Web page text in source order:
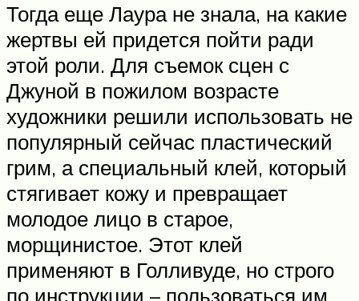
Тогда еще Лаура не знала, на какие
жертвы ей придется пойти ради
этой роли. Для съемок сцен с
Джуной в пожилом возрасте
художники решили использовать не
популярный сейчас пластический
грим, а специальный клей, который
стягивает кожу и превращает
молодое лицо в старое,
морщинистое. Этот клей
применяют в Голливуде, но строго
по инструкции – пользоваться им